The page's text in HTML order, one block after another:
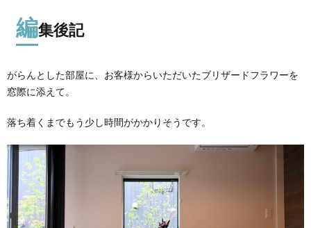
編集後記
がらんとした部屋に、お客様からいただいたブリザードフラワーを
窓際に添えて。
落ち着くまでもう少し時間がかかりそうです。